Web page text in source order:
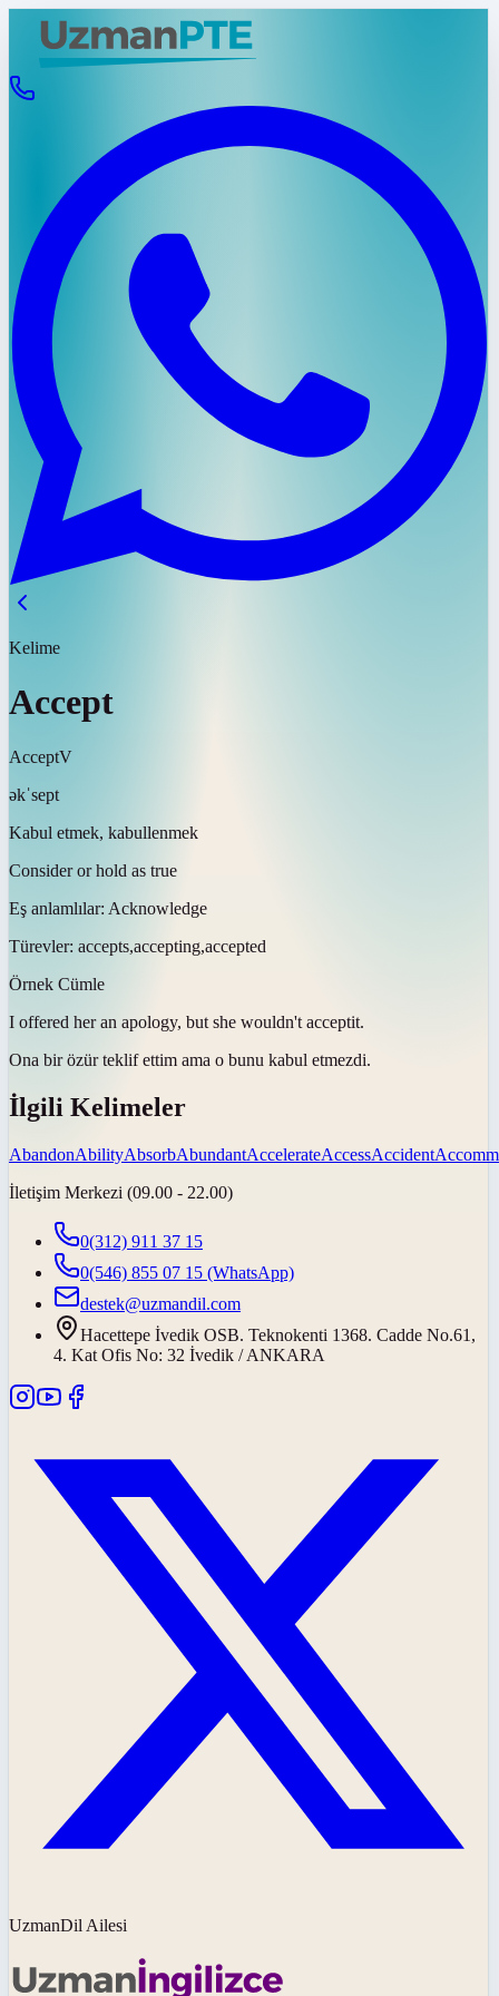
Kelime
Accept
AcceptV
əkˈsept
Kabul etmek, kabullenmek
Consider or hold as true
Eş anlamlılar: Acknowledge
Türevler: accepts,accepting,accepted
Örnek Cümle
I offered her an apology, but she wouldn't acceptit.
Ona bir özür teklif ettim ama o bunu kabul etmezdi.
İlgili Kelimeler
AbandonAbilityAbsorbAbundantAccelerateAccessAccident
İletişim Merkezi (09.00 - 22.00)
0(312) 911 37 15
0(546) 855 07 15 (WhatsApp)
destek@uzmandil.com
Hacettepe İvedik OSB. Teknokenti 1368. Cadde No.61,
4. Kat Ofis No: 32 İvedik / ANKARA
UzmanDil Ailesi